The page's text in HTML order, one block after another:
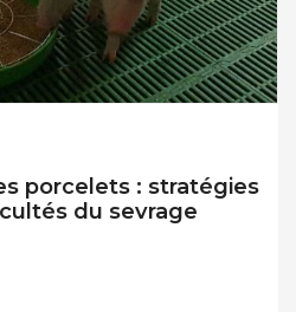
porcelets : stratégies
du sevrage